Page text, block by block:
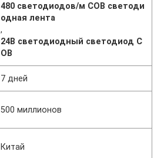
480 светодиодов/м COB светоди
одная лента
,
24В светодиодный светодиод C
OB
7 дней
500 миллионов
Китай